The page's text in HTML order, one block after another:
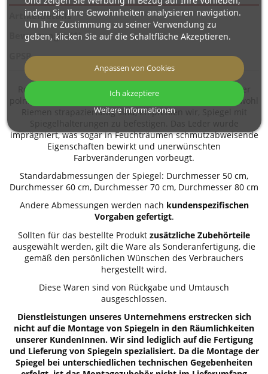
Artikeldetails
Bewertungen(1)
GPSR
Robuste Riemen aus 3 mm dickem Juchtenleder aus einer
polnischen Gerberei. Spiegel mit Spiegelhalterungen. Obwohl
Riemen strapazierfähig sind, empfehlen wir, Spiegel mit
Spiegelhalterungen zu befestigen. Das Leder wurde
imprägniert, was sogar in Feuchträumen schmutzabweisende
Eigenschaften bewirkt und unerwünschten
Farbveränderungen vorbeugt.
Standardabmessungen der Spiegel: Durchmesser 50 cm,
Durchmesser 60 cm, Durchmesser 70 cm, Durchmesser 80 cm
Andere Abmessungen werden nach kundenspezifischen
Vorgaben gefertigt.
Sollten für das bestellte Produkt zusätzliche Zubehörteile
ausgewählt werden, gilt die Ware als Sonderanfertigung, die
gemäß den persönlichen Wünschen des Verbrauchers
hergestellt wird.
Diese Waren sind von Rückgabe und Umtausch
ausgeschlossen.
Dienstleistungen unseres Unternehmens erstrecken sich
nicht auf die Montage von Spiegeln in den Räumlichkeiten
unserer KundenInnen. Wir sind lediglich auf die Fertigung
und Lieferung von Spiegeln spezialisiert. Da die Montage der
Spiegel bei unterschiedlichen technischen Gegebenheiten
indem Sie Ihre Gewohnheiten analysieren navigation.
Um Ihre Zustimmung zu seiner Verwendung zu
geben, klicken Sie auf die Schaltfläche Akzeptieren.
Weitere Informationen
Anpassen von Cookies
Ich akzeptiere